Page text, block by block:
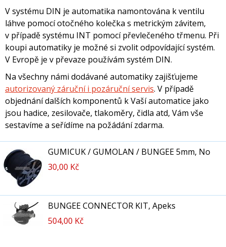
V systému DIN je automatika namontována k ventilu
láhve pomocí otočného kolečka s metrickým závitem,
v případě systému INT pomocí převlečeného třmenu. Při
koupi automatiky je možné si zvolit odpovídající systém.
V Evropě je v převaze používám systém DIN.
Na všechny námi dodávané automatiky zajišťujeme
autorizovaný záruční i pozáruční servis. V případě
objednání dalších komponentů k Vaší automatice jako
jsou hadice, zesilovače, tlakoměry, čidla atd, Vám vše
sestavíme a seřídíme na požádání zdarma.
GUMICUK / GUMOLAN / BUNGEE 5mm, No
30,00 Kč
BUNGEE CONNECTOR KIT, Apeks
504,00 Kč